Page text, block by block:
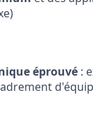
éprouvé :